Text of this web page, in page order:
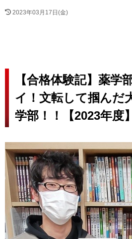
2023年03月17日(金)
【合格体験記】薬学
イ！文転して掴んだ
学部！！【2023年度】